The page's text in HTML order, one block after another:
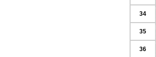
34
35
36